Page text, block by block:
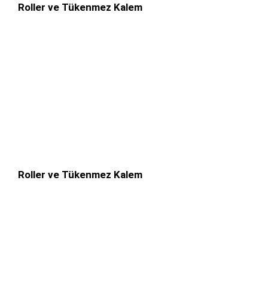
Roller ve Tükenmez Kalem
Roller ve Tükenmez Kalem